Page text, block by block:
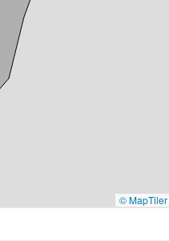
© MapTiler